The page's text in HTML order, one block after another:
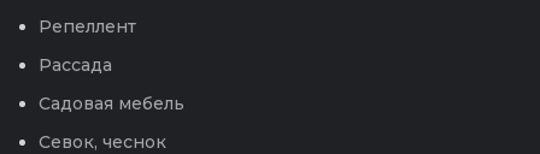
Репеллент
Рассада
Садовая мебель
Севок, чеснок